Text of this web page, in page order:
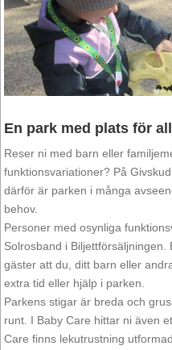
En park med plats för
Reser ni med barn eller
funktionsvariationer? På
därför är parken i många
behov.
Personer med osynliga
Solrosband i
gäster att du, ditt barn eller
extra tid eller hjälp i parken.
Parkens stigar är breda och
runt. I Baby Care hittar ni även
Care finns lekutrustning